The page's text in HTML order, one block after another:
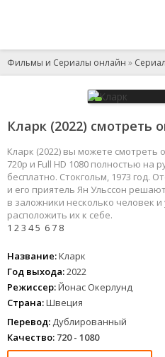
Фильмы и Сериалы онлайн »
Кларк (2022) смотреть
Кларк (2022) вы можете смотреть
720p и Full HD 1080 полностью на
бесплатно. Стокгольм, 1973 год.
и его приятель Ян Ульссон
в заложники несколько человек
расположить их к себе.
1 23 45 67 8
Название:Кларк
Год выхода:2022
Режиссер:Йонас Окерлунд
Страна:Швеция
Перевод: Дублированный
Качество: 720 - 1080